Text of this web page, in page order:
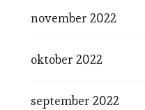
november 2022
oktober 2022
september 2022